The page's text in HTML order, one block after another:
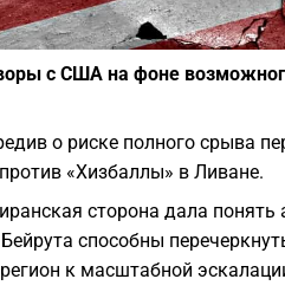
с США на фоне
о риске полного срыва
«Хизбаллы» в Ливане.
сторона дала понять
способны
к масштабной